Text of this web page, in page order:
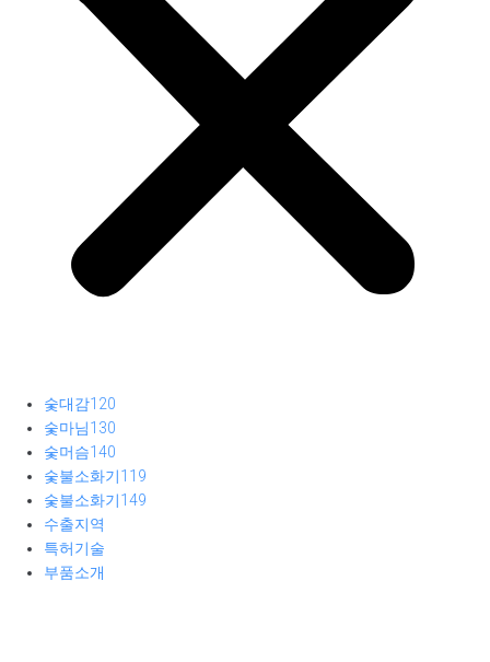
숯대감120
숯마님130
숯머슴140
숯불소화기119
숯불소화기149
수출지역
특허기술
부품소개